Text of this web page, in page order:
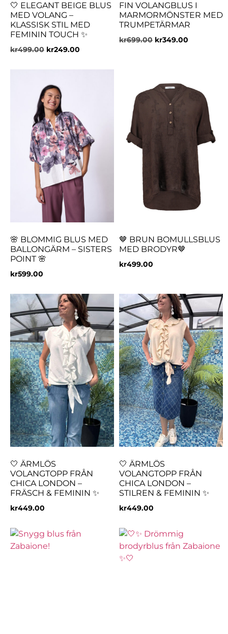
🤍 ELEGANT BEIGE BLUS
MED VOLANG –
KLASSISK STIL MED
FEMININ TOUCH ✨
kr499.00 kr249.00
FIN VOLANGBLUS I
MARMORMÖNSTER MED
TRUMPETÄRMAR
kr699.00 kr349.00
🌸 BLOMMIG BLUS MED
BALLONGÄRM – SISTERS
POINT 🌸
kr599.00
🤎 BRUN BOMULLSBLUS
MED BRODYR🤎
kr499.00
🤍 ÄRMLÖS
VOLANGTOPP FRÅN
CHICA LONDON –
FRÄSCH & FEMININ ✨
kr449.00
🤍 ÄRMLÖS
VOLANGTOPP FRÅN
CHICA LONDON –
STILREN & FEMININ ✨
kr449.00